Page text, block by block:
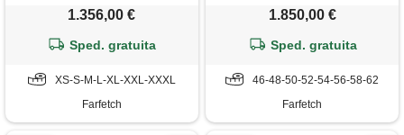
effetto sfumato - marrone
1.356,00 €
Sped. gratuita
XS-S-M-L-XL-XXL-XXXL
Farfetch
arnica - nero
1.850,00 €
Sped. gratuita
46-48-50-52-54-56-58-62
Farfetch